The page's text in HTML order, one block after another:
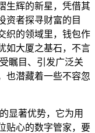
生辉的新星，凭借其
资者探寻财富的目
织的领域里，钱包作
如大厦之基石，不言
瞩目、引发广泛关
也潜藏着一些不容忽
显著优势，它为用
贴心的数字管家，要